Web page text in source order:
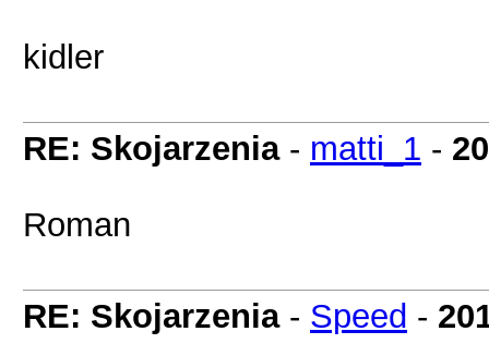
kidler
RE: Skojarzenia- matti_1 -
Roman
RE: Skojarzenia- Speed -